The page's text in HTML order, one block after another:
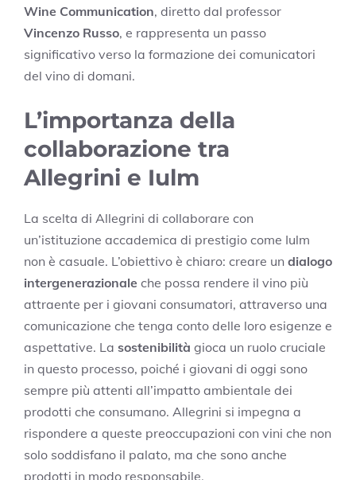
Wine Communication, diretto dal professor
Vincenzo Russo, e rappresenta un passo
significativo verso la formazione dei comunicatori
del vino di domani.
L’importanza della
collaborazione tra
Allegrini e Iulm
La scelta di Allegrini di collaborare con
un’istituzione accademica di prestigio come Iulm
non è casuale. L’obiettivo è chiaro: creare un dialogo
intergenerazionale che possa rendere il vino più
attraente per i giovani consumatori, attraverso una
comunicazione che tenga conto delle loro esigenze e
aspettative. La sostenibilità gioca un ruolo cruciale
in questo processo, poiché i giovani di oggi sono
sempre più attenti all’impatto ambientale dei
prodotti che consumano. Allegrini si impegna a
rispondere a queste preoccupazioni con vini che non
solo soddisfano il palato, ma che sono anche
prodotti in modo responsabile.